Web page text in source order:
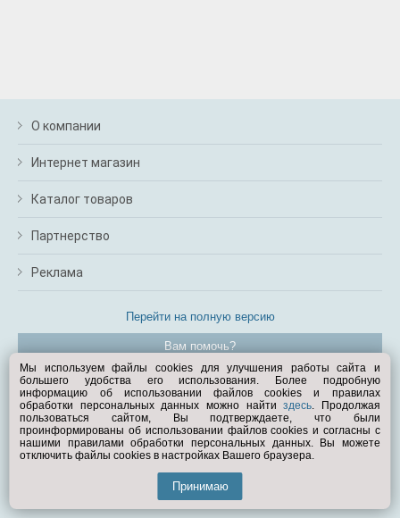
О компании
Интернет магазин
Каталог товаров
Партнерство
Реклама
Перейти на полную версию
Вам помочь?
© Exist.ru 1998—2026
Мы используем файлы cookies для улучшения работы сайта и
большего удобства его использования. Более подробную
информацию об использовании файлов cookies и правилах
обработки персональных данных можно найтиздесь. Продолжая
пользоваться сайтом, Вы подтверждаете, что были
проинформированы об использовании файлов cookies и согласны с
нашими правилами обработки персональных данных. Вы можете
отключить файлы cookies в настройках Вашего браузера.
Принимаю